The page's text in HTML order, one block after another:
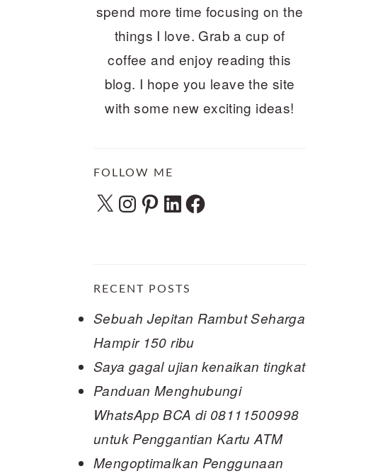
spend more time focusing on the
things I love. Grab a cup of
coffee and enjoy reading this
blog. I hope you leave the site
with some new exciting ideas!
FOLLOW ME
X Instagram
Pinterest
LinkedInFacebook
RECENT POSTS
Sebuah Jepitan Rambut Seharga
Hampir 150 ribu
Saya gagal ujian kenaikan tingkat
Panduan Menghubungi
WhatsApp BCA di 08111500998
untuk Penggantian Kartu ATM
Mengoptimalkan Penggunaan